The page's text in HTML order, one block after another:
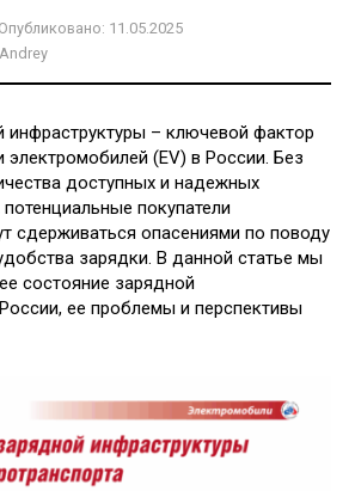
Опубликовано: 11.05.2025
Andrey
инфраструктуры – ключевой фактор
электромобилей (EV) в России. Без
доступных и надежных
покупатели
сдерживаться опасениями по поводу
зарядки. В данной статье мы
состояние зарядной
ее проблемы и перспективы